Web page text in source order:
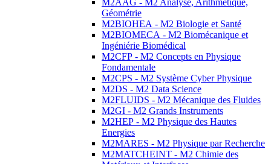
M2AAG - M2 Analyse, Arithmétique,
Géométrie
M2BIOHEA - M2 Biologie et Santé
M2BIOMECA - M2 Biomécanique et
Ingéniérie Biomédical
M2CFP - M2 Concepts en Physique
Fondamentale
M2CPS - M2 Système Cyber Physique
M2DS - M2 Data Science
M2FLUIDS - M2 Mécanique des Fluides
M2GI - M2 Grands Instruments
M2HEP - M2 Physique des Hautes
Energies
M2MARES - M2 Physique par Recherche
M2MATCHEINT - M2 Chimie des